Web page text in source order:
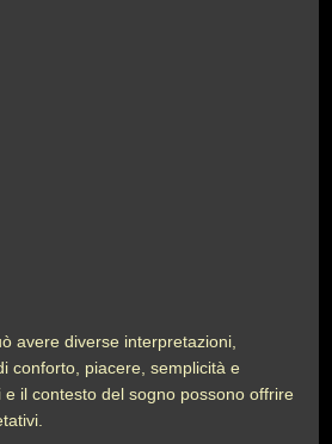
avere diverse interpretazioni,
conforto, piacere, semplicità e
il contesto del sogno possono offrire